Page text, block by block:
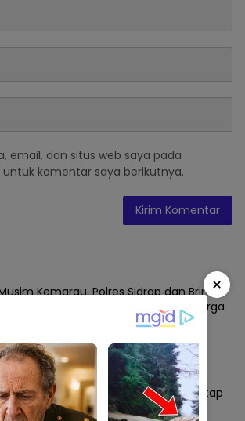
email, dan situs web saya pada
komentar saya berikutnya.
Kemarau, Polres Sidrap dan Brimob
Kerahkan Water Canon Aliri Sawah Warga
Sore di Tengah Sawah, Bupati
Turun Langsung Pastikan Air Tetap
ke Lahan Petani
×